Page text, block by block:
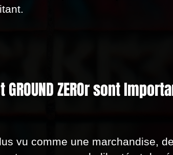
ZEROr sont
vu comme une marchandise,